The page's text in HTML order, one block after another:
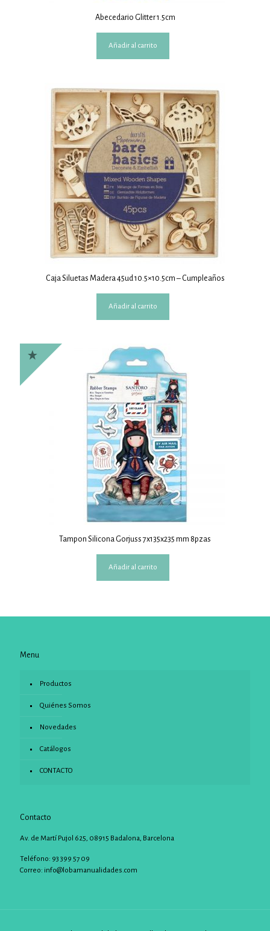
Abecedario Glitter 1.5cm
Añadir al carrito
Caja Siluetas Madera 45ud 10.5×10.5cm – Cumpleaños
Añadir al carrito
Tampon Silicona Gorjuss 7x135x235 mm 8pzas
Añadir al carrito
Menu
Productos
Quiénes Somos
Novedades
Catálogos
CONTACTO
Contacto
Av. de Martí Pujol 625, 08915 Badalona, Barcelona
Teléfono: 93 399 57 09
Correo: info@lobamanualidades.com